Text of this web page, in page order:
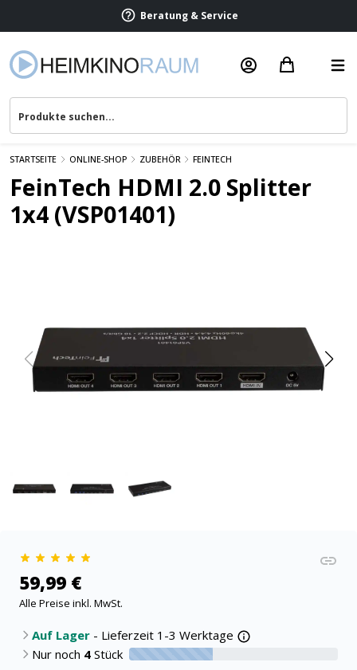
Beratung & Service
STARTSEITE ONLINE-SHOP ZUBEHÖR FEINTECH
FeinTech HDMI 2.0 Splitter
1x4 (VSP01401)
59,99 €
Alle Preise inkl. MwSt.
Auf Lager - Lieferzeit 1-3 Werktage
Nur noch 4 Stück 40% verfügbar